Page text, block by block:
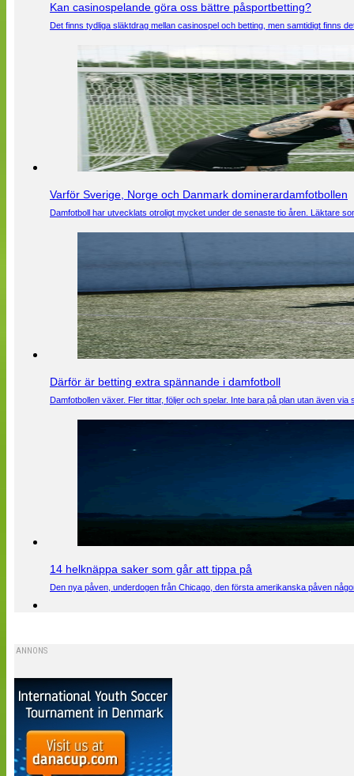
Kan casinospelande göra oss bättre påsportbetting?
Det finns tydliga släktdrag mellan casinospel och betting, men samtidigt finns
Varför Sverige, Norge och Danmark dominerardamfotbollen
Damfotboll har utvecklats otroligt mycket under de senaste tio åren. Läktare
Därför är betting extra spännande i damfotboll
Damfotbollen växer. Fler tittar, följer och spelar. Inte bara på plan utan även
14 helknäppa saker som går att tippa på
Den nya påven, underdogen från Chicago, den första amerikanska påven
ANNONS